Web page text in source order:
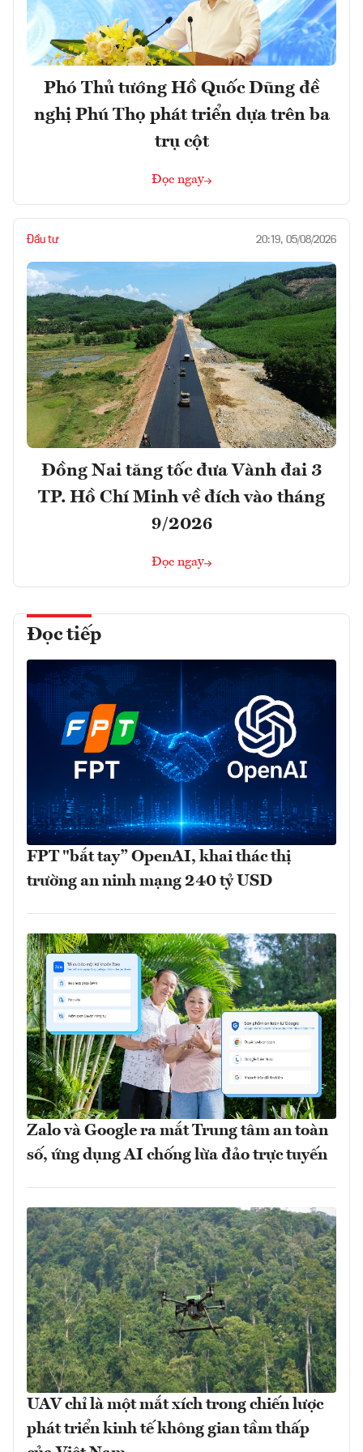
Phó Thủ tướng Hồ Quốc Dũng đề
nghị Phú Thọ phát triển dựa trên ba
trụ cột
Đọc ngay
Đầu tư 20:19, 05/08/2026
Đồng Nai tăng tốc đưa Vành đai 3
TP. Hồ Chí Minh về đích vào tháng
9/2026
Đọc ngay
Đọc tiếp
FPT "bắt tay” OpenAI, khai thác thị
trường an ninh mạng 240 tỷ USD
Zalo và Google ra mắt Trung tâm an toàn
số, ứng dụng AI chống lừa đảo trực tuyến
UAV chỉ là một mắt xích trong chiến lược
phát triển kinh tế không gian tầm thấp